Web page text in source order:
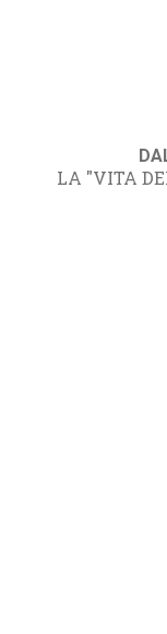
LA "VITA